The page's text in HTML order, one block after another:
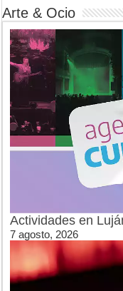
Arte & Ocio
Actividades en
7 agosto, 2026